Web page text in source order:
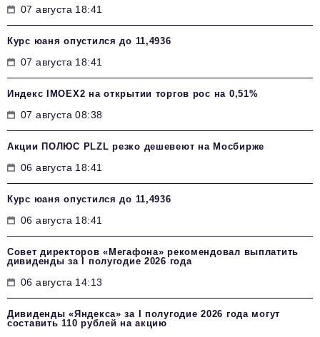
07 августа 18:41
Курс юаня опустился до 11,4936
07 августа 18:41
Индекс IMOEX2 на открытии торгов рос на 0,51%
07 августа 08:38
Акции ПОЛЮС PLZL резко дешевеют на Мосбирже
06 августа 18:41
Курс юаня опустился до 11,4936
06 августа 18:41
Совет директоров «Мегафона» рекомендовал выплатить
дивиденды за I полугодие 2026 года
06 августа 14:13
Дивиденды «Яндекса» за I полугодие 2026 года могут
составить 110 рублей на акцию